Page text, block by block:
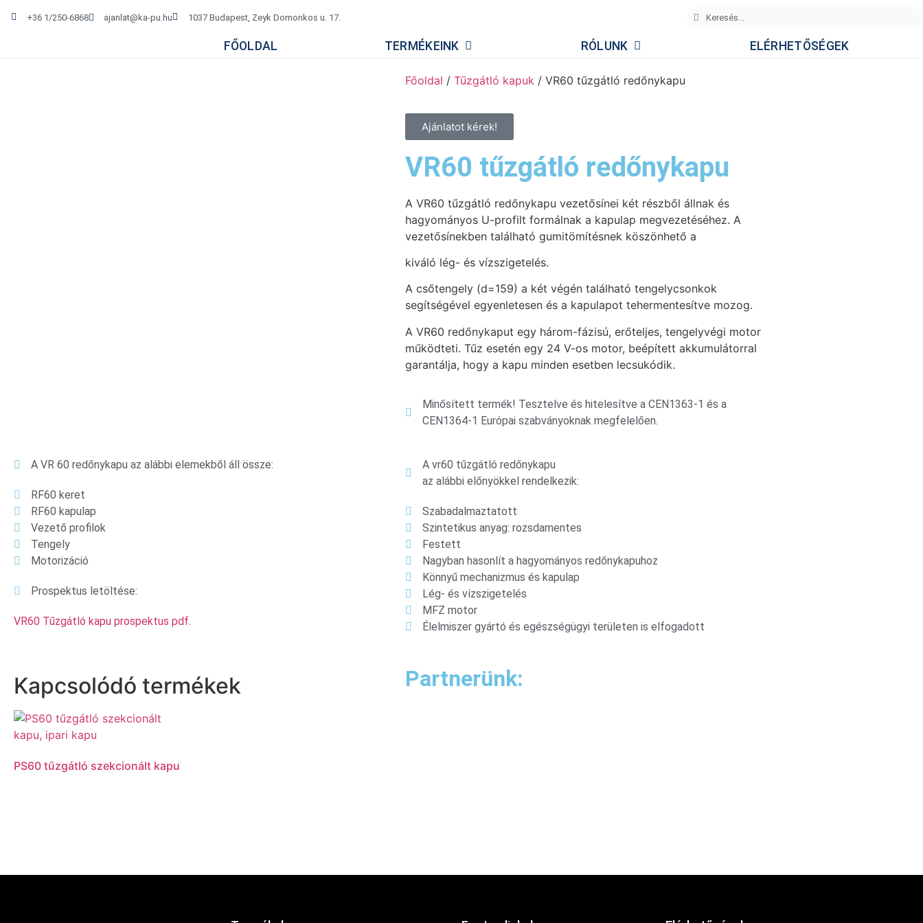
+36 1/250-6868 ajanlat@ka-pu.hu 1037 Budapest, Zeyk Domonkos u. 17.
FŐOLDAL TERMÉKEINK RÓLUNK ELÉRHETŐSÉGEK
Főoldal / Tűzgátló kapuk / VR60 tűzgátló redőnykapu
Ajánlatot kérek!
VR60 tűzgátló redőnykapu
A VR60 tűzgátló redőnykapu vezetősínei két részből állnak és
hagyományos U-profilt formálnak a kapulap megvezetéséhez. A
vezetősínekben található gumitömítésnek köszönhető a
kiváló lég- és vízszigetelés.
A csőtengely (d=159) a két végén található tengelycsonkok
segítségével egyenletesen és a kapulapot tehermentesítve mozog.
A VR60 redőnykaput egy három-fázisú, erőteljes, tengelyvégi motor
működteti. Tűz esetén egy 24 V-os motor, beépített akkumulátorral
garantálja, hogy a kapu minden esetben lecsukódik.
Minősített termék! Tesztelve és hitelesítve a CEN1363-1 és a
CEN1364-1 Európai szabványoknak megfelelően.
A VR 60 redőnykapu az alábbi elemekből áll össze:
RF60 keret
RF60 kapulap
Vezető profilok
Tengely
Motorizáció
Prospektus letöltése:
VR60 Tűzgátló kapu prospektus pdf.
A vr60 tűzgátló redőnykapu
az alábbi előnyökkel rendelkezik:
Szabadalmaztatott
Szintetikus anyag: rozsdamentes
Festett
Nagyban hasonlít a hagyományos redőnykapuhoz
Könnyű mechanizmus és kapulap
Lég- és vízszigetelés
MFZ motor
Élelmiszer gyártó és egészségügyi területen is elfogadott
Kapcsolódó termékek
PS60 tűzgátló szekcionált kapu
Partnerünk: